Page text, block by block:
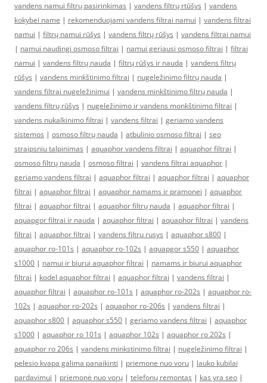
vandens namui filtrų pasirinkimas | vandens filtrų rtūšys | vandens
kokybei name | rekomenduojami vandens filtrai namui | vandens filtrai
namui | filtrų namui rūšys | vandens filtrų rūšys | vandens filtrai namui
| namui naudingi osmoso filtrai | namui geriausi osmoso filtrai | filtrai
namui | vandens filtrų nauda | filtrų rūšys ir nauda | vandens filtrų
rūšys | vandens minkštinimo filtrai | nugeležinimo filtrų nauda |
vandens filtrai nugeležinimui | vandens minkštinimo filtrų nauda |
vandens filtrų rūšys | nugeležinimo ir vandens monkštinimo filtrai |
vandens nukalkinimo filtrai | vandens filtrai | geriamo vandens
sistemos | osmoso filtrų nauda | atbulinio osmoso filtrai | seo
straipsniu talpinimas | aquaphor vandens filtrai | aquaphor filtrai |
osmoso filtrų nauda | osmoso filtrai | vandens filtrai aquaphor |
geriamo vandens filtrai | aquaphor filtrai | aquaphor filtrai | aquaphor
filtrai | aquaphor filtrai | aquaphor namams ir pramonei | aquaphor
filtrai | aquaphor filtrai | aquaphor filtrų nauda | aquaphor filtrai |
aquapgor filtrai ir nauda | aquaphor filtrai | aquaphor filtrai | vandens
filtrai | aquaphor filtrai | vandens filtru rusys | aquaphor s800 |
aquaphor ro-101s | aquaphor ro-102s | aquapgor s550 | aquaphor
s1000 | namui ir biurui aquaphor filtrai | namams ir biurui aquaphor
filtrai | kodel aquaphor filtrai | aquaphor filtrai | vandens filtrai |
aquaphor filtrai | aquaphor ro-101s | aquaphor ro-202s | aquaphor ro-
102s | aquaphor ro-202s | aquaphor ro-206s | vandens filtrai |
aquaphor s800 | aquaphor s550 | geriamo vandens filtrai | aquaphor
s1000 | aquaphor ro 101s | aquaphor 102s | aquaphor ro 202s |
aquaphor ro 206s | vandens minkstinimo filtrai | nugeležinimo filtrai |
pelesio kvapa galima panaikinti | priemone nuo voru | lauko kubilai
pardavimui | priemonė nuo vorų | telefonų remontas | kas yra seo |